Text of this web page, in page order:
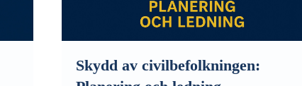
Skydd av civilbefolkningen: